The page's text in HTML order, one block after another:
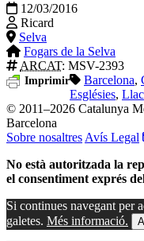
12/03/2016
Ricard
Selva
Fogars de la Selva
ARCAT: MSV-2393
Imprimir Barcelona,
Esglésies, Llac
© 2011–2026 Catalunya
Barcelona
Sobre nosaltres Avís Legal
No està autoritzada la
el consentiment exprés
Si continues navegant per
galetes. Més informació.